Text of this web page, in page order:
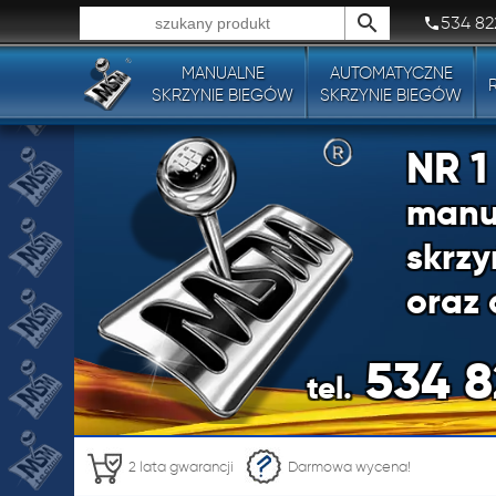
Wszystkie typy produktów!
534
MANUALNE
SKRZYNIE BIEGÓW
AUTOMATYCZNE
SKRZYNIE BIEGÓW
tel.534
NR
oraz
NR
2 lata gwarancji Darmowa wycena!